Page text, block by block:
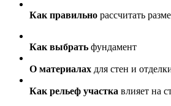
Как правильно рассчитать
Как выбрать фундамент
О материалах для стен и
Как рельеф участка влияет на